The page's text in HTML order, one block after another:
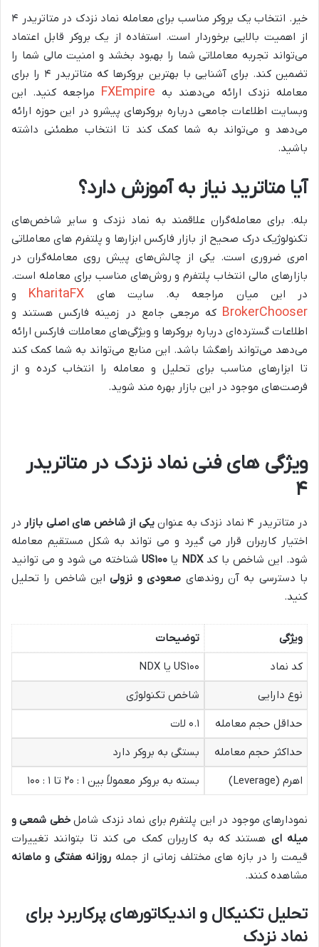
خیر. انتخاب یک بروکر مناسب برای معامله نماد نزدک در متاتریدر ۴
از اهمیت بالایی برخوردار است. استفاده از یک بروکر قابل اعتماد
می‌تواند تجربه معاملاتی شما را بهبود بخشد و امنیت مالی شما را
تضمین کند. برای آشنایی با بهترین بروکرها که متاتریدر ۴ را برای
معامله نزدک ارائه می‌دهند به FXEmpire مراجعه کنید. این
وبسایت اطلاعات جامعی درباره بروکرهای پیشرو در این حوزه ارائه
می‌دهد و می‌تواند به شما کمک کند تا انتخاب مطمئنی داشته
باشید.
آیا متاترید نیاز به آموزش دارد؟
بله. برای معامله‌گران علاقمند به نماد نزدک و سایر شاخص‌های
تکنولوژیک درک صحیح از بازار فارکس ابزارها و پلتفرم های معاملاتی
امری ضروری است. یکی از چالش‌های پیش روی معامله‌گران در
بازارهای مالی انتخاب پلتفرم و روش‌های مناسب برای معامله است.
در این میان مراجعه به. سایت های KharitaFX و
BrokerChooser که مرجعی جامع در زمینه فارکس هستند و
اطلاعات گسترده‌ای درباره بروکرها و ویژگی‌های معاملات فارکس ارائه
می‌دهد می‌تواند راهگشا باشد. این منابع می‌تواند به شما کمک کند
تا ابزارهای مناسب برای تحلیل و معامله را انتخاب کرده و از
فرصت‌های موجود در این بازار بهره مند شوید.
ویژگی های فنی نماد نزدک در متاتریدر
۴
در متاتریدر ۴ نماد نزدک به عنوان یکی از شاخص های اصلی بازار در
اختیار کاربران قرار می گیرد و می تواند به شکل مستقیم معامله
شود. این شاخص با کدNDX یا US۱۰۰
شناخته می شود و می توانید
با دسترسی به آن روندهای صعودی و نزولیاین شاخص را تحلیل
کنید.
ویژگی
توضیحات
کد نماد
US۱۰۰ یا NDX
نوع دارایی
شاخص تکنولوژی
حداقل حجم معامله
۰.۱ لات
حداکثر حجم معامله
بستگی به بروکر دارد
اهرم (Leverage)
بسته به بروکر معمولاً بین ۱ : ۲۰ تا ۱ : ۱۰۰
نمودارهای موجود در این پلتفرم برای نماد نزدک شاملخطی شمعی و
میله ای هستند که به کاربران کمک می کند تا بتوانند تغییرات
قیمت را در بازه های مختلف زمانی از جمله روزانه هفتگی و ماهانه
مشاهده کنند.
تحلیل تکنیکال و اندیکاتورهای پرکاربرد برای
نماد نزدک